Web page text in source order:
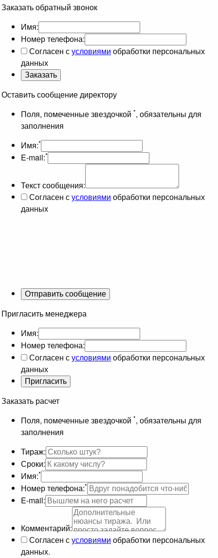
Заказать обратный звонок
Имя:
Номер телефона:
Согласен сусловиями обработки персональных
данных
Оставить сообщение директору
Поля, помеченные звездочкой *, обязательны для
заполнения
Имя:*
E-mail:*
Текст сообщения:
Согласен сусловиями обработки персональных
данных
Пригласить менеджера
Имя:
Номер телефона:
Согласен сусловиями обработки персональных
данных
Заказать расчет
Поля, помеченные звездочкой *, обязательны для
заполнения
Тираж:
Сроки:
Имя:*
Номер телефона:*
E-mail:
Комментарий:
Согласен сусловиями обработки персональных
данных.